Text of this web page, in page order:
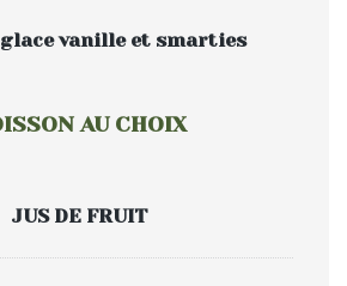
glace vanille et smarties
AU CHOIX
JUS DE FRUIT